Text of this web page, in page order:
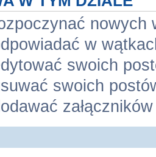
nowych
w
swoich
swoich
załączników